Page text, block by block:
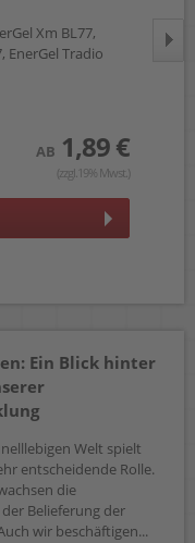
Xm BL77,
EnerGel Tradio
AB 1,89 €
(zzgl.19% Mwst.)
Ein Blick hinter
Welt spielt
entscheidende Rolle.
die
Belieferung der
wir beschäftigen...